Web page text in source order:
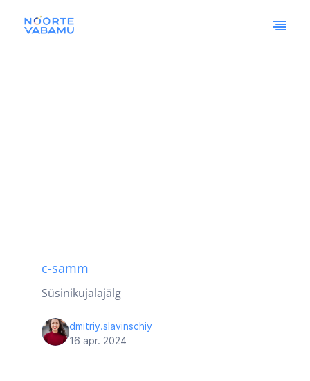
c-samm
Süsinikujalajälg
dmitriy.slavinschiy
16 apr. 2024